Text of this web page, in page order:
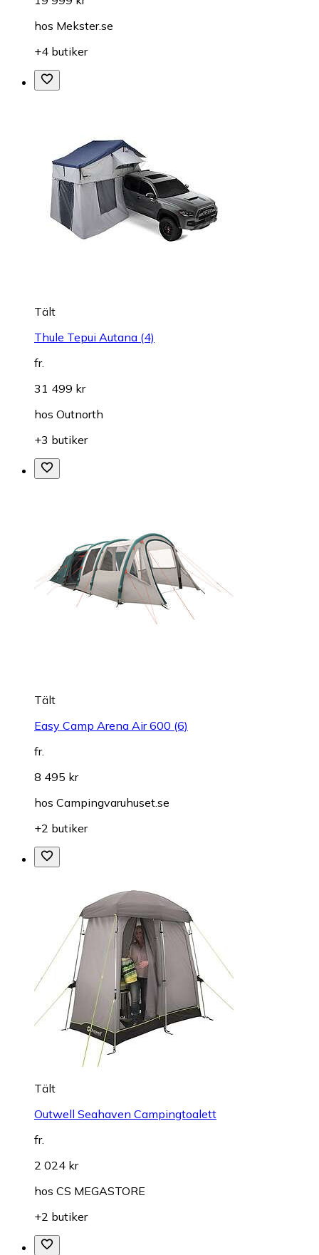
hos Mekster.se
+4 butiker
Tält
Thule Tepui Autana (4)
fr.
31 499 kr
hos Outnorth
+3 butiker
Tält
Easy Camp Arena Air 600 (6)
fr.
8 495 kr
hos Campingvaruhuset.se
+2 butiker
Tält
Outwell Seahaven Campingtoalett
fr.
2 024 kr
hos CS MEGASTORE
+2 butiker